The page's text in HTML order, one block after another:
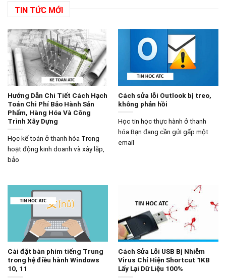
TIN TỨC MỚI
Hướng Dẫn Chi Tiết Cách Hạch
Toán Chi Phí Bảo Hành Sản
Phẩm, Hàng Hóa Và Công
Trình Xây Dựng
Học kế toán ở thanh hóa Trong
hoạt động kinh doanh và xây lắp,
bảo
Cách sửa lỗi Outlook bị treo,
không phản hồi
Học tin học thực hành ở thanh
hóa Bạn đang cần gửi gấp một
email
Cài đặt bàn phím tiếng Trung
trong hệ điều hành Windows
10, 11
Cách Sửa Lỗi USB Bị Nhiễm
Virus Chỉ Hiện Shortcut 1KB
Lấy Lại Dữ Liệu 100%